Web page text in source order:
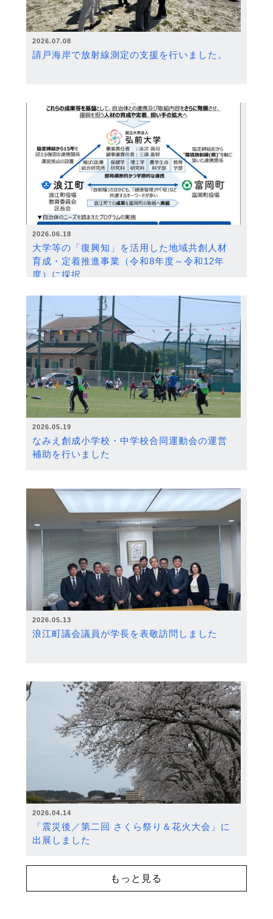
2026.07.08
請戸海岸で放射線測定の支援を行いました。
2026.06.18
大学等の「復興知」を活用した地域共創人材
育成・定着推進事業（令和8年度～令和12年
度）に採択
2026.05.19
なみえ創成小学校・中学校合同運動会の運営
補助を行いました
2026.05.13
浪江町議会議員が学長を表敬訪問しました
2026.04.14
「震災後／第二回 さくら祭り＆花火大会」に
出展しました
もっと見る